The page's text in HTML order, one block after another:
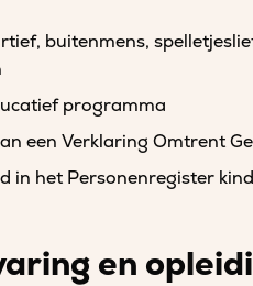
buitenmens,
programma
een Verklaring Omtrent
in het Personenregister
en